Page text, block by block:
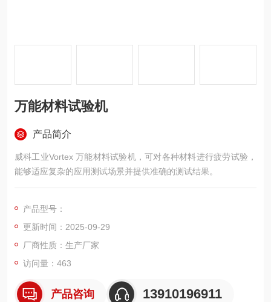
万能材料试验机
产品简介
威科工业Vortex 万能材料试验机，可对各种材料进行疲劳试验，
能够适应复杂的应用测试场景并提供准确的测试结果。
产品型号：
更新时间：2025-09-29
厂商性质：生产厂家
访问量：463
产品咨询 13910196911